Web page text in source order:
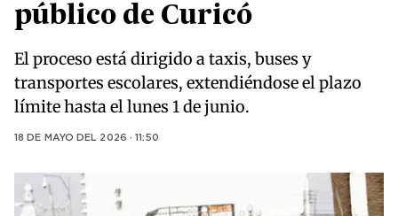
público de Curicó
El proceso está dirigido a taxis, buses y
transportes escolares, extendiéndose el plazo
límite hasta el lunes 1 de junio.
18 DE MAYO DEL 2026 · 11:50